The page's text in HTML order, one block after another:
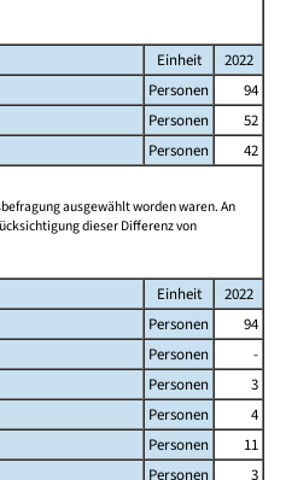
Einheit
2022
Personen
94
Personen
52
Personen
42
ausgewählt worden waren. An
dieser Differenz von
Einheit
2022
Personen
94
Personen
-
Personen
3
Personen
4
Personen
11
Personen
3